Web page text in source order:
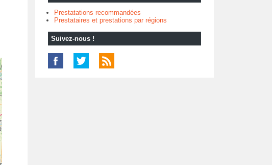
Prestatations recommandées
Prestataires et prestations par régions
Suivez-nous !